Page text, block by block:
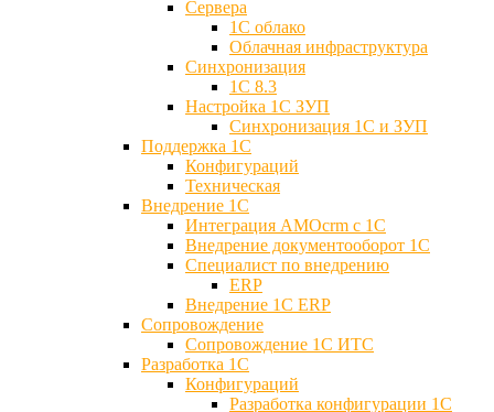
Сервера
1С облако
Облачная инфраструктура
Синхронизация
1С 8.3
Настройка 1С ЗУП
Синхронизация 1С и ЗУП
Поддержка 1С
Конфигураций
Техническая
Внедрение 1С
Интеграция AMOcrm с 1C
Внедрение документооборот 1С
Специалист по внедрению
ERP
Внедрение 1С ERP
Cопровождение
Cопровождение 1С ИТС
Разработка 1C
Конфигураций
Разработка конфигурации 1С